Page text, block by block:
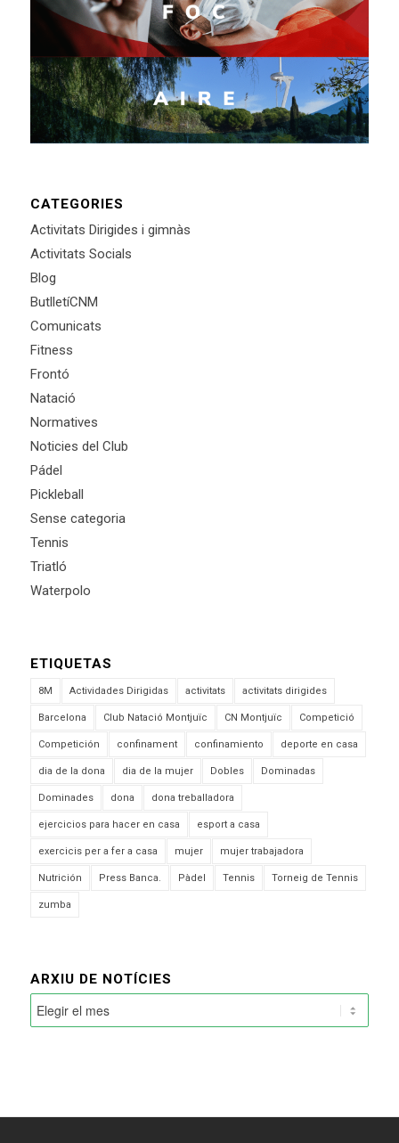
CATEGORIES
Activitats Dirigides i gimnàs
Activitats Socials
Blog
ButlletíCNM
Comunicats
Fitness
Frontó
Natació
Normatives
Noticies del Club
Pádel
Pickleball
Sense categoria
Tennis
Triatló
Waterpolo
ETIQUETAS
8M Actividades Dirigidas activitats activitats dirigides
Barcelona Club Natació Montjuïc CN Montjuïc Competició
Competición confinament confinamiento deporte en casa
dia de la dona dia de la mujer Dobles Dominadas
Dominades dona dona treballadora
ejercicios para hacer en casa esport a casa
exercicis per a fer a casa mujer mujer trabajadora
Nutrición Press Banca. Pàdel Tennis Torneig de Tennis
zumba
ARXIU DE NOTÍCIES